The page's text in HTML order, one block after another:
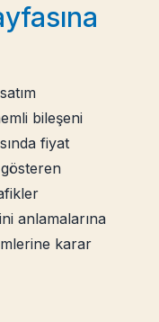
bileşeni
fiyat
anlamalarına
karar